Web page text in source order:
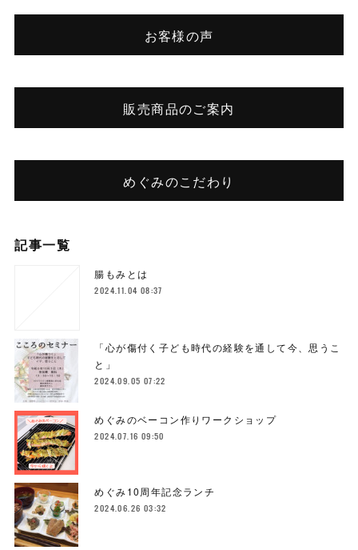
お客様の声
販売商品のご案内
めぐみのこだわり
記事一覧
腸もみとは
2024.11.04 08:37
「心が傷付く子ども時代の経験を通して今、思うこ
と」
2024.09.05 07:22
めぐみのベーコン作りワークショップ
2024.07.16 09:50
めぐみ10周年記念ランチ
2024.06.26 03:32